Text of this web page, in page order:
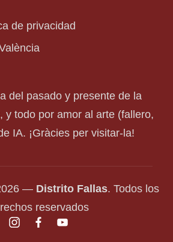
de privacidad
del pasado y presente de la
y todo por amor al arte (fallero,
IA. ¡Gràcies per visitar-la!
— Distrito Fallas. Todos los
reservados
instagram.com
facebook.com
youtube.com